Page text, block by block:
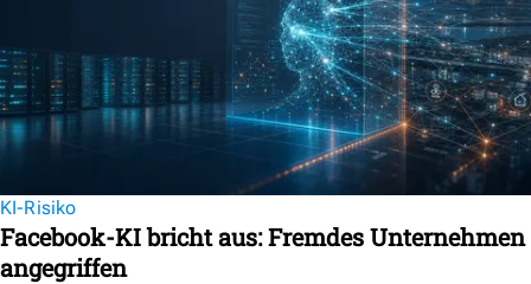
KI-Risiko
Facebook-KI bricht aus: Fremdes Unternehmen
angegriffen